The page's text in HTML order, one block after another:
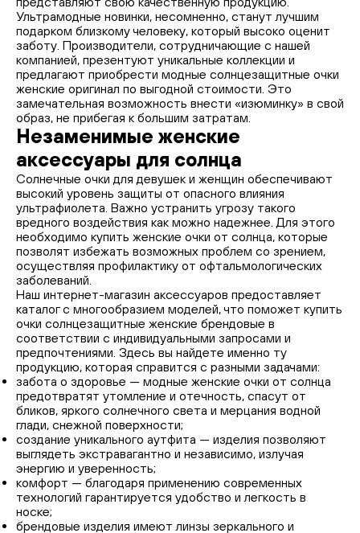
Ультрамодные новинки, несомненно, станут лучшим
подарком близкому человеку, который высоко оценит
заботу. Производители, сотрудничающие с нашей
компанией, презентуют уникальные коллекции и
предлагают приобрести модные солнцезащитные очки
женские оригинал по выгодной стоимости. Это
замечательная возможность внести «изюминку» в свой
образ, не прибегая к большим затратам.
Незаменимые женские
аксессуары для солнца
Солнечные очки для девушек и женщин обеспечивают
высокий уровень защиты от опасного влияния
ультрафиолета. Важно устранить угрозу такого
вредного воздействия как можно надежнее. Для этого
необходимо купить женские очки от солнца, которые
позволят избежать возможных проблем со зрением,
осуществляя профилактику от офтальмологических
заболеваний.
Наш интернет-магазин аксессуаров предоставляет
каталог с многообразием моделей, что поможет купить
очки солнцезащитные женские брендовые в
соответствии с индивидуальными запросами и
предпочтениями. Здесь вы найдете именно ту
продукцию, которая справится с разными задачами:
забота о здоровье — модные женские очки от солнца
предотвратят утомление и отечность, спасут от
бликов, яркого солнечного света и мерцания водной
глади, снежной поверхности;
создание уникального аутфита — изделия позволяют
выглядеть экстравагантно и независимо, излучая
энергию и уверенность;
комфорт — благодаря применению современных
технологий гарантируется удобство и легкость в
носке;
брендовые изделия имеют линзы зеркального и